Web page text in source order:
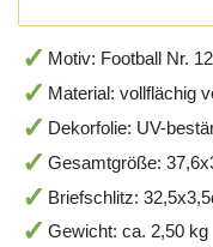
Motiv: Football Nr.
Material: vollflächig
Dekorfolie: UV-
Gesamtgröße:
Briefschlitz:
Gewicht: ca. 2,50 kg